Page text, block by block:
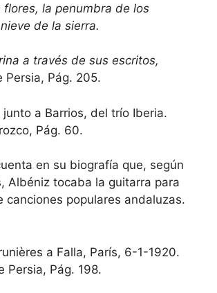
flores, la penumbra de los
de la sierra.
a través de sus escritos,
Persia, Pág. 205.
junto a Barrios, del trío Iberia.
Pág. 60.
en su biografía que, según
Albéniz tocaba la guitarra para
canciones populares andaluzas.
a Falla, París, 6-1-1920.
Persia, Pág. 198.